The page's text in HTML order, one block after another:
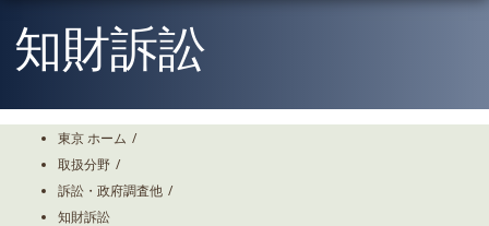
The知財訴訟
東京 ホーム /
取扱分野 /
訴訟・政府調査他 /
知財訴訟